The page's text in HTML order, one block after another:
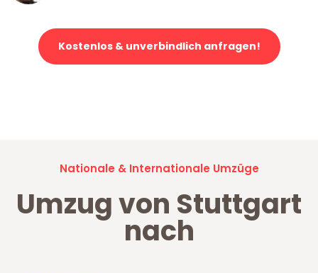
Kostenlos & unverbindlich anfragen!
Nationale & Internationale Umzüge
Umzug von Stuttgart
nach